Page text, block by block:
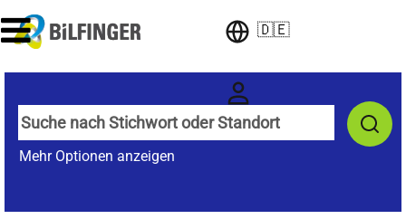
🇩🇪
Mehr Optionen anzeigen